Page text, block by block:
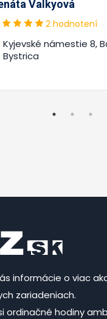
Valkyová
2 hodnotení
Kyjevské námestie 8,
Bystrica
informácie o viac
zariadeniach.
ordinačné hodiny